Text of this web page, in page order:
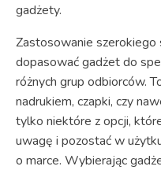
gadżety.
Zastosowanie
dopasować gadżet do
różnych grup odbiorców.
nadrukiem, czapki, czy
tylko niektóre z opcji,
uwagę i pozostać w
o marce. Wybierając